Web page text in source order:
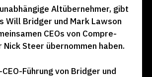
Altübernehmer, gibt
Will Bridger und Mark Lawson
CEOs von Compre-
Steer übernommen haben.
Führung von Bridger und